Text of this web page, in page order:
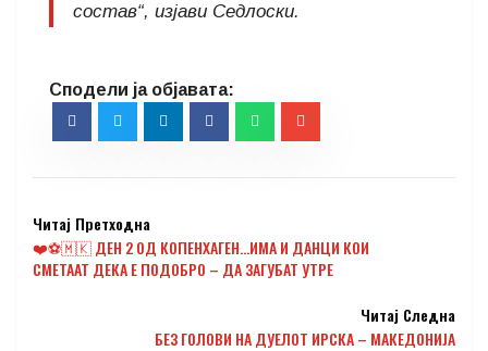
состав“, изјави Седлоски.
Читај Претходна
❤️⚽️🇲🇰 ДЕН 2 ОД КОПЕНХАГЕН…ИМА И ДАНЦИ КОИ
СМЕТААТ ДЕКА Е ПОДОБРО – ДА ЗАГУБАТ УТРЕ
Читај Следна
БЕЗ ГОЛОВИ НА ДУЕЛОТ ИРСКА – МАКЕДОНИЈА